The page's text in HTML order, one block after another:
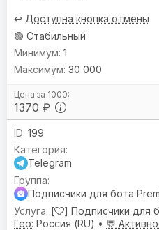
↩️ Доступна кнопка отмены
🟢 Стабильный
1370 ₽
1
30 000
199
Telegram
Подписчики для бота
[
] Подписчики для
Гео: Россия (RU) • 💬